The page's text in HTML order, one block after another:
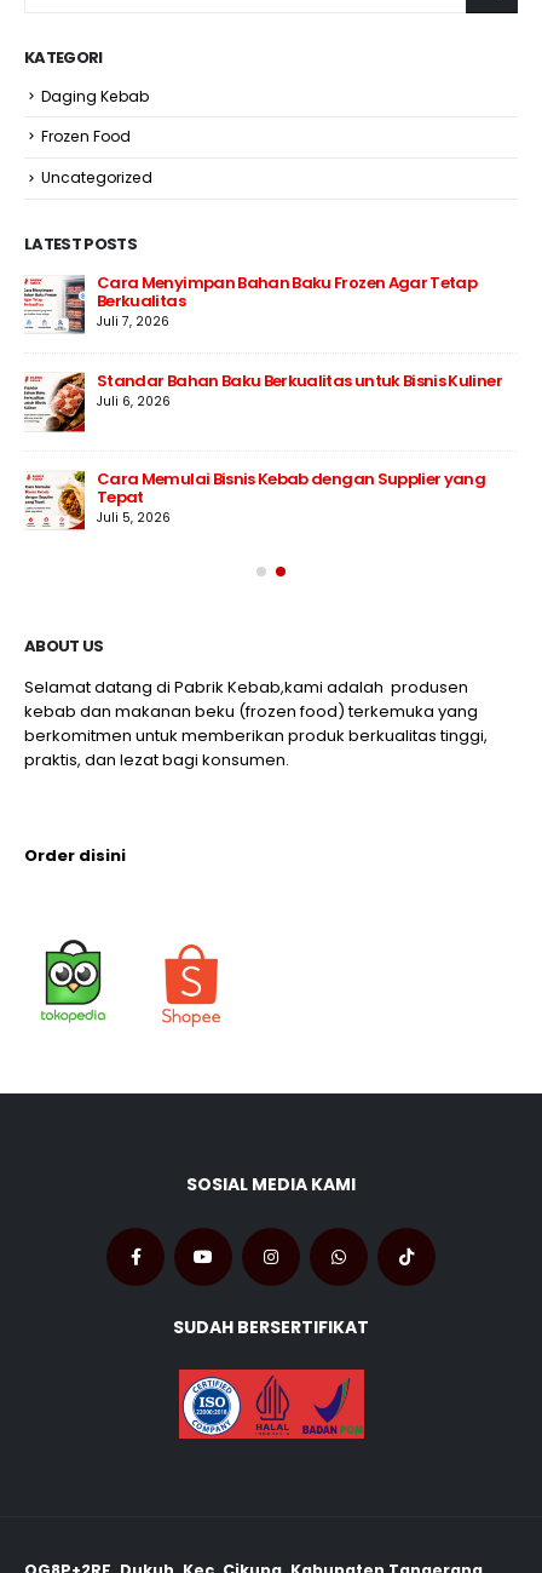
KATEGORI
Daging Kebab
Frozen Food
Uncategorized
LATEST POSTS
Cara Menyimpan Bahan Baku Frozen Agar Tetap
Berkualitas
Juli 7, 2026
Standar Bahan Baku Berkualitas untuk Bisnis Kuliner
Juli 6, 2026
Cara Memulai Bisnis Kebab dengan Supplier yang
Tepat
Juli 5, 2026
ABOUT US
Selamat datang di Pabrik Kebab,kami adalah produsen
kebab dan makanan beku (frozen food) terkemuka yang
berkomitmen untuk memberikan produk berkualitas tinggi,
praktis, dan lezat bagi konsumen.
Order disini
SOSIAL MEDIA KAMI
SUDAH BERSERTIFIKAT